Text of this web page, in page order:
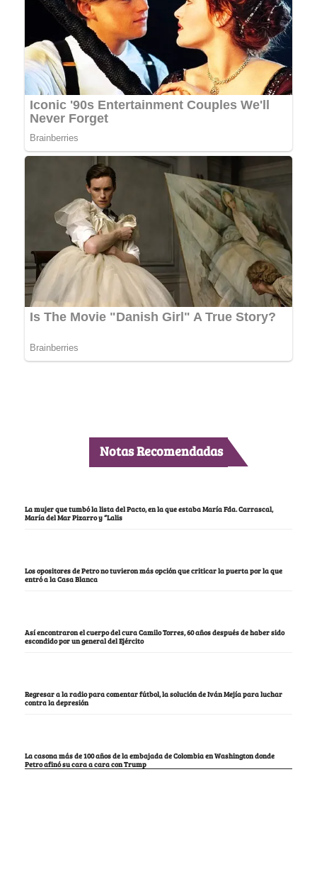
Notas Recomendadas
La mujer que tumbó la lista del Pacto, en la que estaba María Fda. Carrascal,
María del Mar Pizarro y “Lalis
Los opositores de Petro no tuvieron más opción que criticar la puerta por la que
entró a la Casa Blanca
Así encontraron el cuerpo del cura Camilo Torres, 60 años después de haber sido
escondido por un general del Ejército
Regresar a la radio para comentar fútbol, la solución de Iván Mejía para luchar
contra la depresión
La casona más de 100 años de la embajada de Colombia en Washington donde
Petro afinó su cara a cara con Trump